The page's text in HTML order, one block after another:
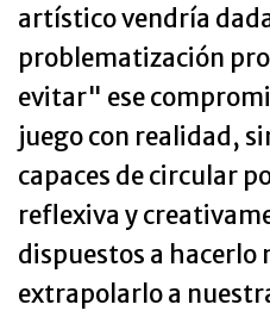
artístico vendría
problematización
evitar" ese
juego con realidad,
capaces de circular
reflexiva y
dispuestos a hacerlo
extrapolarlo a